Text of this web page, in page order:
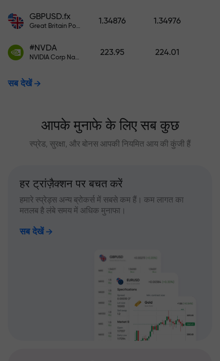
GBPUSD.fx
Great Britain Pound vs US Dollar
1.34876 1.34976
#NVDA
NVIDIA Corp Nasdaq Stock Exchange (Nasdaq) USD
223.95 224.01
सब देखें
आपके मुनाफे के लिए सब कुछ
स्प्रेड, सुरक्षा, और बोनस आपकी नियमित आय की कुंजी हैं
हर ट्रांज़ैक्शन पर बचत करें
हमारे स्प्रेड्स अन्य ब्रोकर्स में सबसे कम हैं। कम लागत का
मतलब है लंबे समय में अधिक मुनाफा।
सब देखें